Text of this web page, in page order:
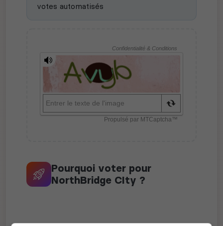
votes automatisés
Pourquoi voter pour
NorthBridge CIty ?